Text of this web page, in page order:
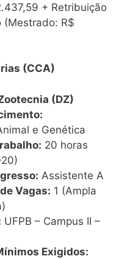
+ Retribuição
(Mestrado: R$
(CCA)
(DZ)
e Genética
20 horas
Assistente A
Vagas: 1 (Ampla
UFPB – Campus II –
Exigidos: